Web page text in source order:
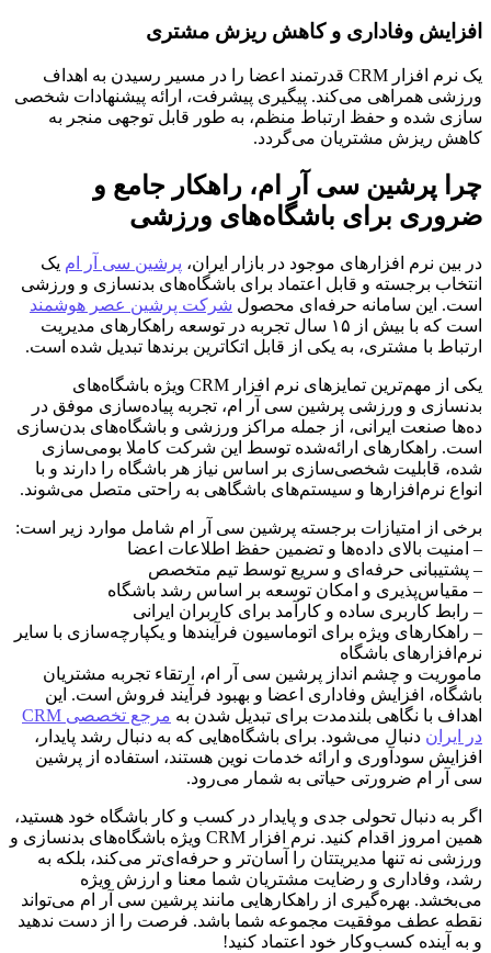
افزایش وفاداری و کاهش ریزش مشتری
یک نرم افزار CRM قدرتمند اعضا را در مسیر رسیدن به اهداف
ورزشی همراهی می‌کند. پیگیری پیشرفت، ارائه پیشنهادات شخصی
سازی شده و حفظ ارتباط منظم، به طور قابل توجهی منجر به
کاهش ریزش مشتریان می‌گردد.
چرا پرشین سی آر ام، راهکار جامع و
ضروری برای باشگاه‌های ورزشی
در بین نرم افزارهای موجود در بازار ایران، پرشین سی آر ام یک
انتخاب برجسته و قابل اعتماد برای باشگاه‌های بدنسازی و ورزشی
است. این سامانه حرفه‌ای محصول شرکت پرشین عصر هوشمند
است که با بیش از ۱۵ سال تجربه در توسعه راهکارهای مدیریت
ارتباط با مشتری، به یکی از قابل اتکاترین برندها تبدیل شده است.
یکی از مهم‌ترین تمایزهای نرم افزار CRM ویژه باشگاه‌های
بدنسازی و ورزشی پرشین سی آر ام، تجربه پیاده‌سازی موفق در
ده‌ها صنعت ایرانی، از جمله مراکز ورزشی و باشگاه‌های بدن‌سازی
است. راهکارهای ارائه‌شده توسط این شرکت کاملا بومی‌سازی
شده، قابلیت شخصی‌سازی بر اساس نیاز هر باشگاه را دارند و با
انواع نرم‌افزارها و سیستم‌های باشگاهی به راحتی متصل می‌شوند.
برخی از امتیازات برجسته پرشین سی آر ام شامل موارد زیر است:
– امنیت بالای داده‌ها و تضمین حفظ اطلاعات اعضا
– پشتیبانی حرفه‌ای و سریع توسط تیم متخصص
– مقیاس‌پذیری و امکان توسعه بر اساس رشد باشگاه
– رابط کاربری ساده و کارآمد برای کاربران ایرانی
– راهکارهای ویژه برای اتوماسیون فرآیندها و یکپارچه‌سازی با سایر
نرم‌افزارهای باشگاه
ماموریت و چشم انداز پرشین سی آر ام، ارتقاء تجربه مشتریان
باشگاه، افزایش وفاداری اعضا و بهبود فرآیند فروش است. این
اهداف با نگاهی بلندمدت برای تبدیل شدن به
مرجع تخصصی CRM
در ایران دنبال می‌شود. برای باشگاه‌هایی که به دنبال رشد پایدار،
افزایش سودآوری و ارائه خدمات نوین هستند، استفاده از پرشین
سی آر ام ضرورتی حیاتی به شمار می‌رود.
اگر به دنبال تحولی جدی و پایدار در کسب و کار باشگاه خود هستید،
همین امروز اقدام کنید. نرم افزار CRM ویژه باشگاه‌های بدنسازی و
ورزشی نه تنها مدیریتتان را آسان‌تر و حرفه‌ای‌تر می‌کند، بلکه به
رشد، وفاداری و رضایت مشتریان شما معنا و ارزش ویژه
می‌بخشد. بهره‌گیری از راهکارهایی مانند پرشین سی آر ام می‌تواند
نقطه عطف موفقیت مجموعه شما باشد. فرصت را از دست ندهید
و به آینده کسب‌وکار خود اعتماد کنید!